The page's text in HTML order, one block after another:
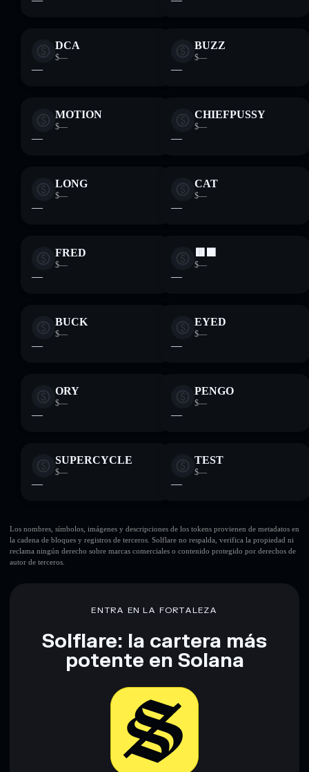
DCA
$—
—
BUZZ
$—
—
MOTION
$—
—
CHIEFPUSSY
$—
—
LONG
$—
—
CAT
$—
—
FRED
$—
—
$—
—
BUCK
$—
—
EYED
$—
—
ORY
$—
—
PENGO
$—
—
SUPERCYCLE
$—
—
TEST
$—
—
Los nombres, símbolos, imágenes y descripciones de los tokens provienen de metadatos en
la cadena de bloques y registros de terceros. Solflare no respalda, verifica la propiedad ni
reclama ningún derecho sobre marcas comerciales o contenido protegido por derechos de
autor de terceros.
ENTRA EN LA FORTALEZA
Solflare: la cartera más
potente en Solana
Descargar ahora